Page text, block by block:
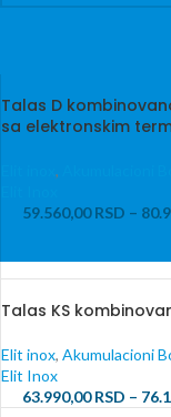
Talas D
sa elektronskim
,
59.560,00RSD –
Talas KS
Elit inox, Akumulacioni
Elit Inox
63.990,00RSD –